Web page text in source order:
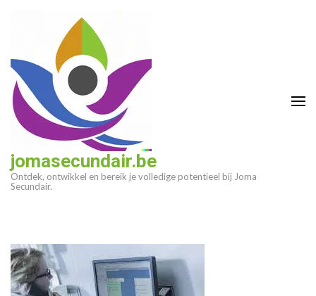
(druk
enter)
jomasecundair.be
Ontdek, ontwikkel en bereik je volledige potentieel bij Joma
Secundair.